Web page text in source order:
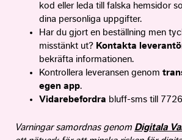
kod eller leda till falska hemsidor
dina personliga uppgifter.
Har du gjort en beställning men
misstänkt ut? Kontakta
bekräfta informationen.
Kontrollera leveransen genom
egen app.
Vidarebefordra bluff-sms till
Varningar samordnas genom Digitala